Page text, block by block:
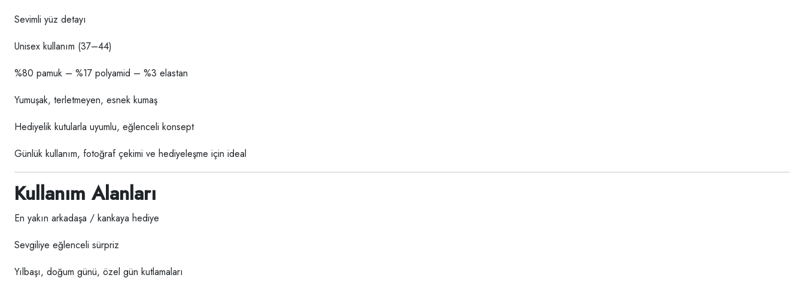
Sevimli yüz detayı
Unisex kullanım (37–44)
%80 pamuk – %17 polyamid – %3 elastan
Yumuşak, terletmeyen, esnek kumaş
Hediyelik kutularla uyumlu, eğlenceli konsept
Günlük kullanım, fotoğraf çekimi ve hediyeleşme için ideal
Kullanım Alanları
En yakın arkadaşa / kankaya hediye
Sevgiliye eğlenceli sürpriz
Yılbaşı, doğum günü, özel gün kutlamaları